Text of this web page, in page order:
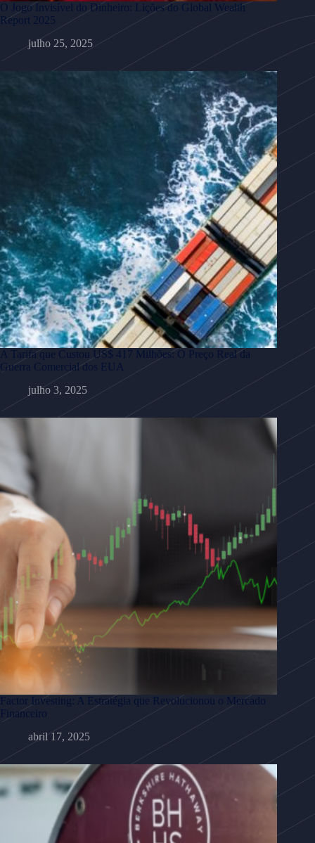
O Jogo Invisível do Dinheiro: Lições do Global Wealth
Report 2025
julho 25, 2025
A Tarifa que Custou US$ 417 Milhões: O Preço Real da
Guerra Comercial dos EUA
julho 3, 2025
Factor Investing: A Estratégia que Revolucionou o Mercado
Financeiro
abril 17, 2025